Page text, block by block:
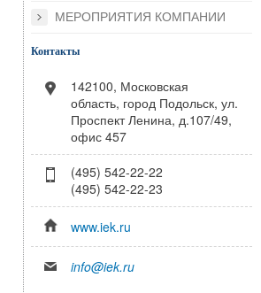
МЕРОПРИЯТИЯ КОМПАНИИ
Контакты
142100, Московская
область, город Подольск, ул.
Проспект Ленина, д.107/49,
офис 457
(495) 542-22-22
(495) 542-22-23
www.iek.ru
info@iek.ru